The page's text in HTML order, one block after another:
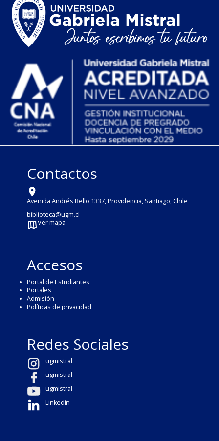
Contactos
Avenida Andrés Bello 1337, Providencia, Santiago, Chile
biblioteca@ugm.cl
Ver mapa
Accesos
Portal de Estudiantes
Portales
Admisión
Políticas de privacidad
Redes Sociales
ugmistral
ugmistral
ugmistral
Linkedin